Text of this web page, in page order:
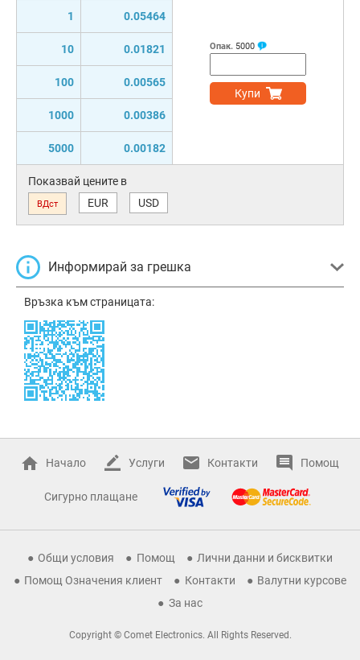
1 0.05464
10 0.01821
100 0.00565
1000 0.00386
5000 0.00182
Опак. 5000
Купи
Показвай цените в
ВДст EUR USD
Информирай за грешка
Връзка към страницата:
Начало Услуги Контакти Помощ
Сигурно плащане
Общи условия Помощ
Лични данни и бисквитки
Помощ Означения клиент
Контакти
Валутни курсове
За нас
Copyright © Comet Electronics. All Rights Reserved.